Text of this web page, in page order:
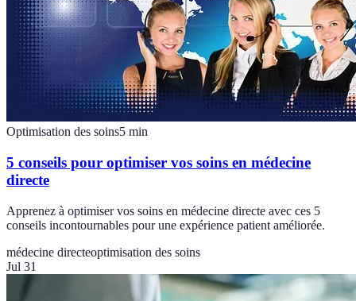
Optimisation des soins5 min
5 conseils pour optimiser vos soins en médecine
directe
Apprenez à optimiser vos soins en médecine directe avec ces 5
conseils incontournables pour une expérience patient améliorée.
médecine directeoptimisation des soins
Jul 31